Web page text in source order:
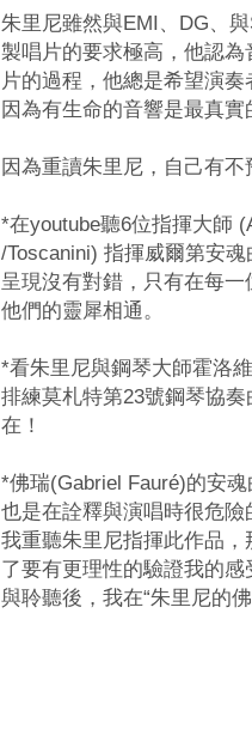
朱里尼雖然與EMI、DG、
製唱片的要求極高，他認
片的過程，他總是希望演
因為有生命的音響是最真實
因為重讀朱里尼，自己有不
*在youtube聽6位指揮大師
/Toscanini) 指揮威爾第安
呈現沒有對錯，只有在每
他們的靈犀相通。
*看朱里尼與鋼琴大師霍洛
排練莫札特第23號鋼琴協
在！
*佛瑞(Gabriel Fauré)的安
也是在詮釋與演唱時很危
我重聽朱里尼指揮此作品
了要有更理性的驗證我的
與聆聽後，我在“朱里尼的